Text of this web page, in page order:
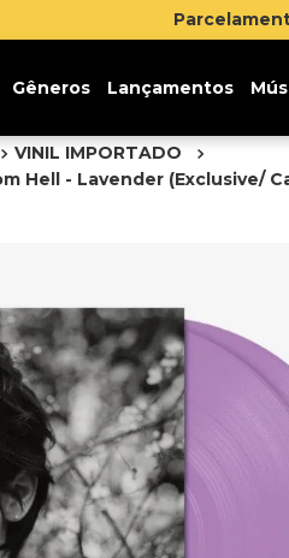
Gêneros Lançamentos
VINIL IMPORTADO
Hell - Lavender (Exclusive/